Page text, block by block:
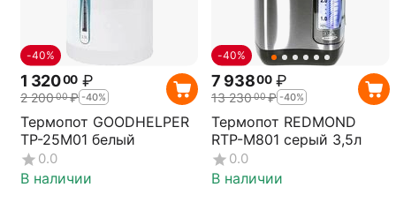
-40%
1 32000 ₽
2 20000₽ -40%
Термопот GOODHELPER
TP-25M01 белый
0.0
В наличии
-40%
7 93800 ₽
13 23000₽ -40%
Термопот REDMOND
RTP-M801 серый 3,5л
0.0
В наличии